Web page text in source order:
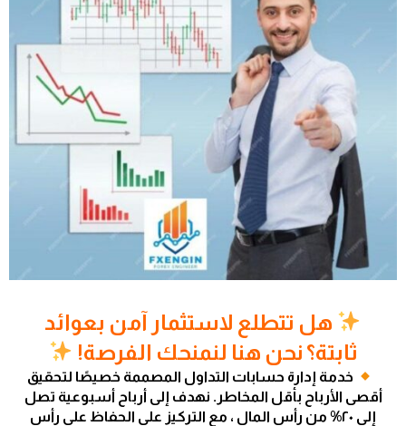
هل تتطلع لاستثمار آمن بعوائد
ثابتة؟ نحن هنا لنمنحك الفرصة!
خدمة إدارة حسابات التداول المصممة خصيصًا لتحقيق
أقصى الأرباح بأقل المخاطر. نهدف إلى أرباح أسبوعية تصل
إلى ٢٠% من رأس المال ، مع التركيز على الحفاظ على رأس